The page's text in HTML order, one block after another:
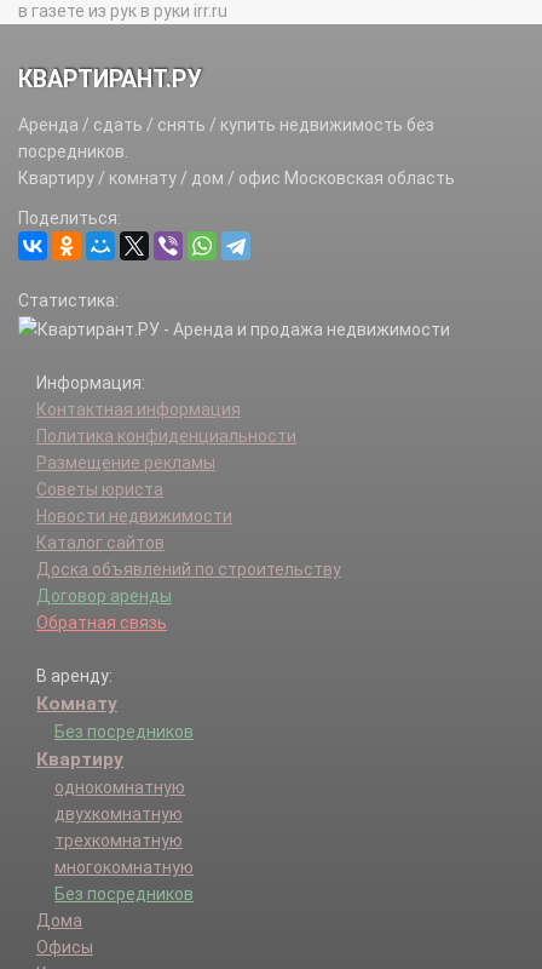
в газете из рук в руки irr.ru
КВАРТИРАНТ.РУ
Аренда / сдать / снять / купить недвижимость без
посредников.
Квартиру / комнату / дом / офис Московская область
Поделиться:
Статистика:
Информация:
Контактная информация
Политика конфиденциальности
Размещение рекламы
Советы юриста
Новости недвижимости
Каталог сайтов
Доска объявлений по строительству
Договор аренды
Обратная связь
В аренду:
Комнату
Без посредников
Квартиру
однокомнатную
двухкомнатную
трехкомнатную
многокомнатную
Без посредников
Дома
Офисы